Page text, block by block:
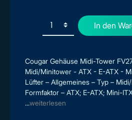
Cougar Gehäuse Midi-Tower
Midi/Minitower - ATX - E-ATX -
Lüfter – Allgemeines – Typ –
Formfaktor – ATX; E-ATX; Mini-
...weiterlesen
In den